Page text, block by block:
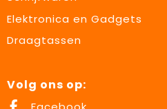
Elektronica en Gadgets
Draagtassen
Volg ons op: